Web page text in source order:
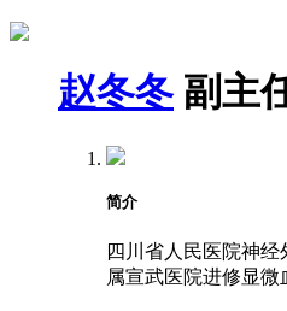
赵冬冬 副主
简介
四川省人民医院神
属宣武医院进修显微